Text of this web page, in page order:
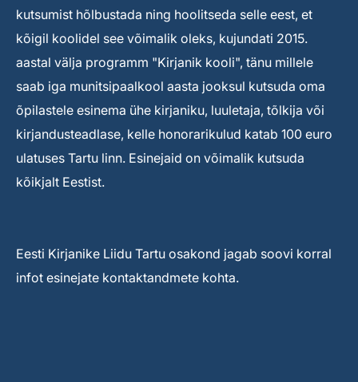
kutsumist hõlbustada ning hoolitseda selle eest, et
kõigil koolidel see võimalik oleks, kujundati 2015.
aastal välja programm "Kirjanik kooli", tänu millele
saab iga munitsipaalkool aasta jooksul kutsuda oma
õpilastele esinema ühe kirjaniku, luuletaja, tõlkija või
kirjandusteadlase, kelle honorarikulud katab 100 euro
ulatuses Tartu linn. Esinejaid on võimalik kutsuda
kõikjalt Eestist.
Eesti Kirjanike Liidu Tartu osakond jagab soovi korral
infot esinejate kontaktandmete kohta.